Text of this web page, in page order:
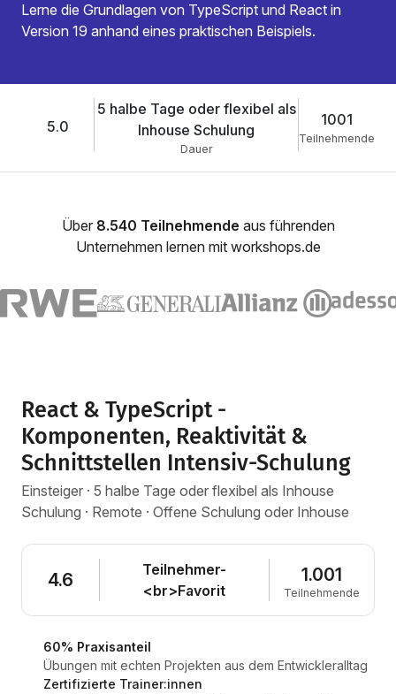
Lerne die Grundlagen von TypeScript und React in
Version 19 anhand eines praktischen Beispiels.
5.0
5 halbe Tage oder flexibel als
Inhouse Schulung
Dauer
1001
Teilnehmende
Über 8.540 Teilnehmende aus führenden
Unternehmen lernen mit workshops.de
React & TypeScript -
Komponenten, Reaktivität &
Schnittstellen Intensiv-Schulung
Einsteiger · 5 halbe Tage oder flexibel als Inhouse
Schulung · Remote · Offene Schulung oder Inhouse
4.6
Teilnehmer-
<br>Favorit
1.001
Teilnehmende
60% Praxisanteil
Übungen mit echten Projekten aus dem Entwickleralltag
Zertifizierte Trainer:innen